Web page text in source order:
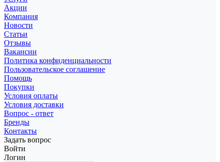
Акции
Компания
Новости
Статьи
Отзывы
Вакансии
Политика конфиденциальности
Пользовательское соглашение
Помощь
Покупки
Условия оплаты
Условия доставки
Вопрос - ответ
Бренды
Контакты
Задать вопрос
Войти
Логин